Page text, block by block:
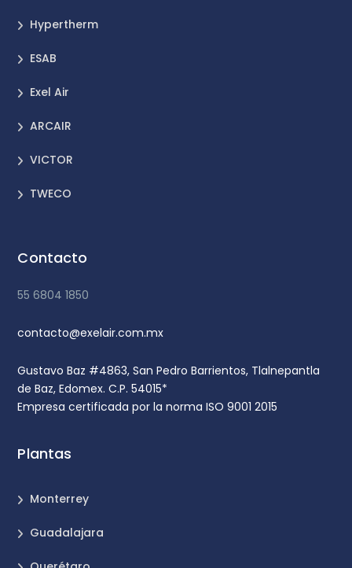
Hypertherm
ESAB
Exel Air
ARCAIR
VICTOR
TWECO
Contacto
55 6804 1850
contacto@exelair.com.mx
Gustavo Baz #4863, San Pedro Barrientos, Tlalnepantla
de Baz, Edomex. C.P. 54015*
Empresa certificada por la norma ISO 9001 2015
Plantas
Monterrey
Guadalajara